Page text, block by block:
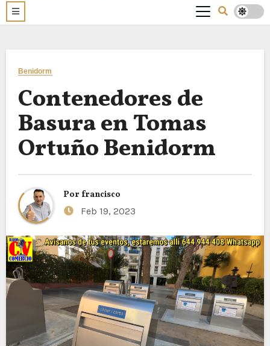
Benidorm
Contenedores de
Basura en Tomas
Ortuño Benidorm
Por francisco
Feb 19, 2023